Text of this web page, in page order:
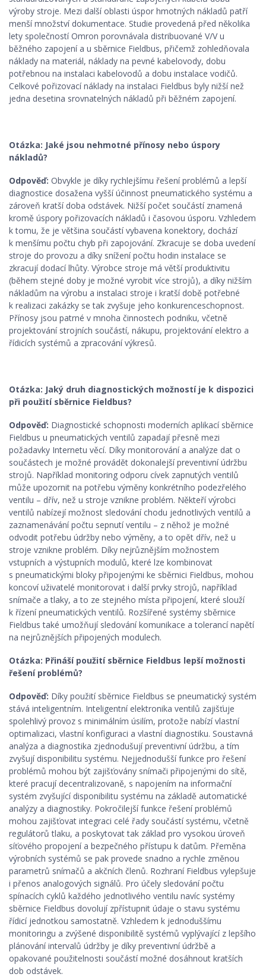
výroby stroje. Mezi další oblasti úspor hmotných nákladů patří
menší množství dokumentace. Studie provedená před několika
lety společností Omron porovnávala distribuované V/V u
běžného zapojení a u sběrnice Fieldbus, přičemž zohledňovala
náklady na materiál, náklady na pevné kabelovody, dobu
potřebnou na instalaci kabelovodů a dobu instalace vodičů.
Celkové pořizovací náklady na instalaci Fieldbus byly nižší než
jedna desetina srovnatelných nákladů při běžném zapojení.
Otázka: Jaké jsou nehmotné přínosy nebo úspory
nákladů?
Odpověď: Obvykle je díky rychlejšímu řešení problémů a lepší
diagnostice dosažena vyšší účinnost pneumatického systému a
zároveň kratší doba odstávek. Nižší počet součástí znamená
kromě úspory pořizovacích nákladů i časovou úsporu. Vzhledem
k tomu, že je většina součástí vybavena konektory, dochází
k menšímu počtu chyb při zapojování. Zkracuje se doba uvedení
stroje do provozu a díky snížení počtu hodin instalace se
zkracují dodací lhůty. Výrobce stroje má větší produktivitu
(během stejné doby je možné vyrobit více strojů), a díky nižším
nákladům na výrobu a instalaci stroje i kratší době potřebné
k realizaci zakázky se tak zvyšuje jeho konkurenceschopnost.
Přínosy jsou patrné v mnoha činnostech podniku, včetně
projektování strojních součástí, nákupu, projektování elektro a
řídicích systémů a zpracování výkresů.
Otázka: Jaký druh diagnostických možností je k dispozici
při použití sběrnice Fieldbus?
Odpověď: Diagnostické schopnosti moderních aplikací sběrnice
Fieldbus u pneumatických ventilů zapadají přesně mezi
požadavky Internetu věcí. Díky monitorování a analýze dat o
součástech je možné provádět dokonalejší preventivní údržbu
strojů. Například monitoring odporu cívek zapnutých ventilů
může upozornit na potřebu výměny konkrétního podezřelého
ventilu – dřív, než u stroje vznikne problém. Někteří výrobci
ventilů nabízejí možnost sledování chodu jednotlivých ventilů a
zaznamenávání počtu sepnutí ventilu – z něhož je možné
odvodit potřebu údržby nebo výměny, a to opět dřív, než u
stroje vznikne problém. Díky nejrůznějším možnostem
vstupních a výstupních modulů, které lze kombinovat
s pneumatickými bloky připojenými ke sběrnici Fieldbus, mohou
koncoví uživatelé monitorovat i další prvky strojů, například
snímače a tlaky, a to ze stejného místa připojení, které slouží
k řízení pneumatických ventilů. Rozšířené systémy sběrnice
Fieldbus také umožňují sledování komunikace a tolerancí napětí
na nejrůznějších připojených modulech.
Otázka: Přináší použití sběrnice Fieldbus lepší možnosti
řešení problémů?
Odpověď: Díky použití sběrnice Fieldbus se pneumatický systém
stává inteligentním. Inteligentní elektronika ventilů zajišťuje
spolehlivý provoz s minimálním úsilím, protože nabízí vlastní
optimalizaci, vlastní konfiguraci a vlastní diagnostiku. Soustavná
analýza a diagnostika zjednodušují preventivní údržbu, a tím
zvyšují disponibilitu systému. Nejjednodušší funkce pro řešení
problémů mohou být zajišťovány snímači připojenými do sítě,
které pracují decentralizovaně, s napojením na informační
systém zvyšující disponibilitu systému na základě automatické
analýzy a diagnostiky. Pokročilejší funkce řešení problémů
mohou zajišťovat integraci celé řady součástí systému, včetně
regulátorů tlaku, a poskytovat tak základ pro vysokou úroveň
síťového propojení a bezpečného přístupu k datům. Přeměna
výrobních systémů se pak provede snadno a rychle změnou
parametrů snímačů a akčních členů. Rozhraní Fieldbus vylepšuje
i přenos analogových signálů. Pro účely sledování počtu
spínacích cyklů každého jednotlivého ventilu navíc systémy
sběrnice Fieldbus dovolují zpřístupnit údaje o stavu systému
řídicí jednotkou samostatně. Vzhledem k jednoduššímu
monitoringu a zvýšené disponibilitě systémů vyplývající z lepšího
plánování intervalů údržby je díky preventivní údržbě a
opakované použitelnosti součástí možné dosáhnout kratších
dob odstávek.